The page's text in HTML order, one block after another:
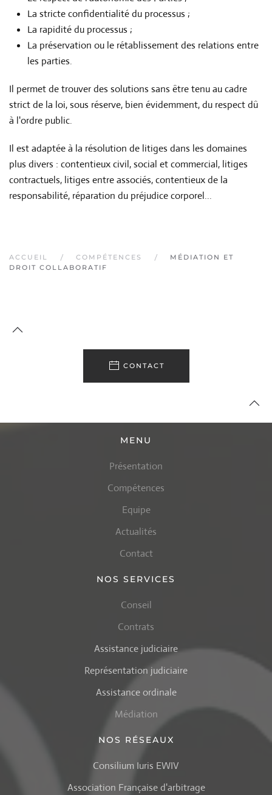
La stricte confidentialité du processus ;
La rapidité du processus ;
La préservation ou le rétablissement des relations entre
les parties.
Il permet de trouver des solutions sans être tenu au cadre
strict de la loi, sous réserve, bien évidemment, du respect dû
à l'ordre public.
Il est adaptée à la résolution de litiges dans les domaines
plus divers : contentieux civil, social et commercial, litiges
contractuels, litiges entre associés, contentieux de la
responsabilité, réparation du préjudice corporel...
ACCUEIL COMPÉTENCES
MÉDIATION ET
DROIT COLLABORATIF
CONTACT
MENU
Présentation
Compétences
Equipe
Actualités
Contact
NOS SERVICES
Conseil
Contrats
Assistance judiciaire
Représentation judiciaire
Assistance ordinale
Médiation
NOS RÉSEAUX
Consilium Iuris EWIV
Association Française d'arbitrage